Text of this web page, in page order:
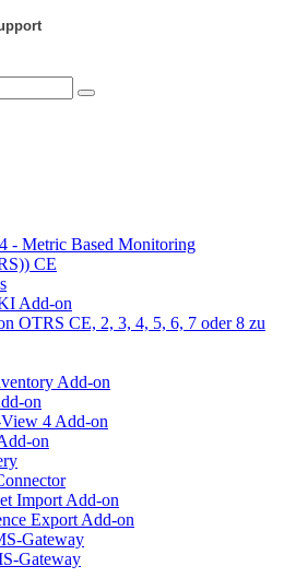
- Metric Based Monitoring
CE
Add-on
OTRS CE, 2, 3, 4, 5, 6, 7 oder 8 zu
Add-on
on
4 Add-on
on
Import Add-on
Export Add-on
Gateway
Gateway